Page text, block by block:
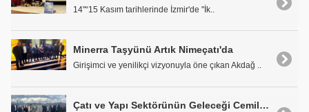
14"“15 Kasım tarihlerinde İzmir'de "İk..
Minerra Taşyünü Artık Nimeçatı'da
Girişimci ve yenilikçi vizyonuyla öne çıkan Akdağ ..
Çatı ve Yapı Sektörünün Geleceği Cemile Sultan'da Konuşuldu